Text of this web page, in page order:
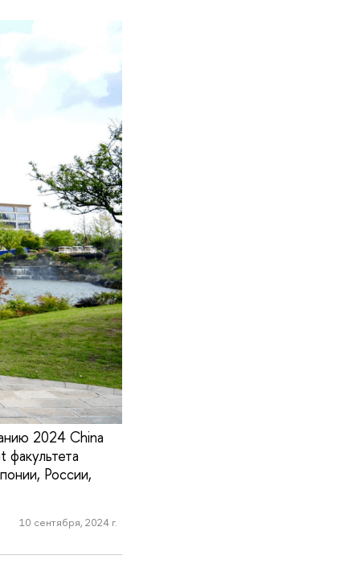
2024 China
факультета
России,
10 сентября, 2024 г.